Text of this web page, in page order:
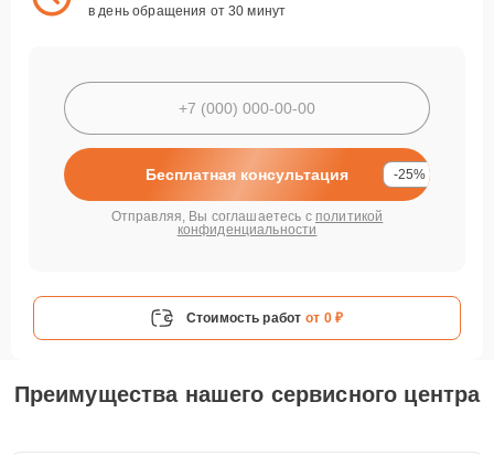
в день обращения от 30 минут
Бесплатная консультация -25%
Отправляя, Вы соглашаетесь с политикой
конфиденциальности
Стоимость работ от 0 ₽
Преимущества нашего сервисного центра